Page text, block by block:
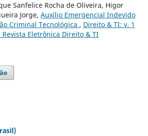
Sanfelice Rocha de Oliveira, Higor
Jorge, Auxílio Emergencial Indevido
Criminal Tecnológica , Direito & TI: v. 1
Revista Eletrônica Direito & TI